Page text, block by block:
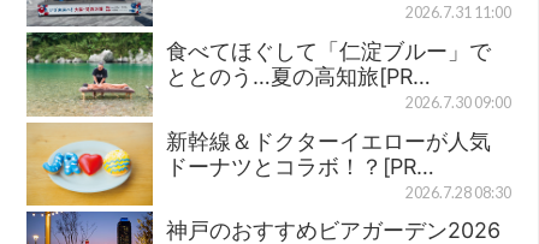
2026.7.31 11:00
食べてほぐして「仁淀ブルー」で
ととのう…夏の高知旅[PR…
2026.7.30 09:00
新幹線＆ドクターイエローが人気
ドーナツとコラボ！？[PR…
2026.7.28 08:30
神戸のおすすめビアガーデン2026